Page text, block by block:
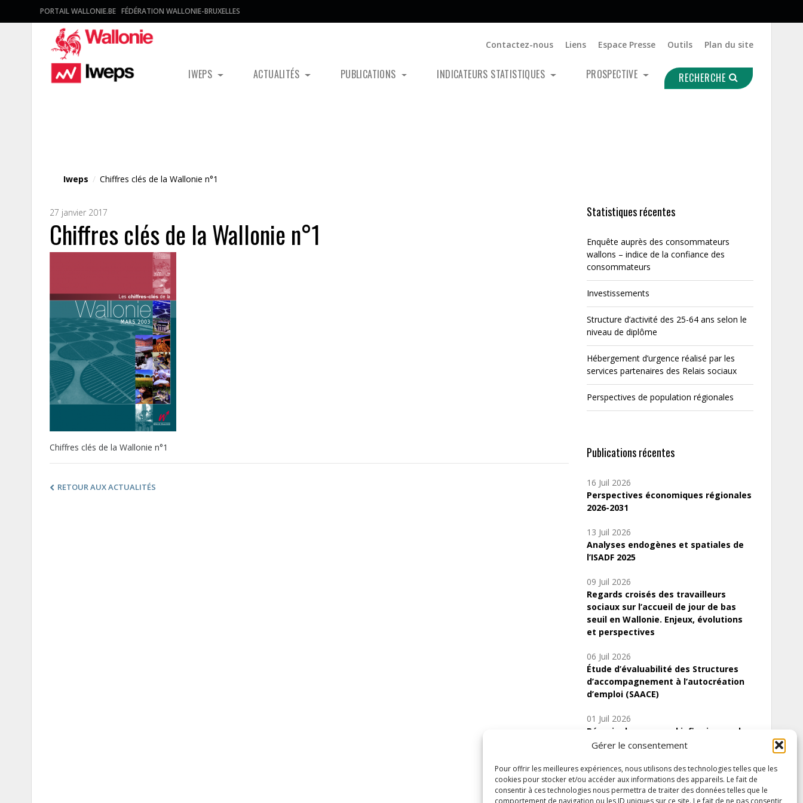
Gérer le consentement
Pour offrir les meilleures expériences, nous utilisons des technologies telles que les
cookies pour stocker et/ou accéder aux informations des appareils. Le fait de
consentir à ces technologies nous permettra de traiter des données telles que le
comportement de navigation ou les ID uniques sur ce site. Le fait de ne pas consentir
PORTAIL WALLONIE.BE FÉDÉRATION WALLONIE-BRUXELLES
Contactez-nous Liens Espace Presse Outils Plan du site
IWEPS ACTUALITÉS PUBLICATIONS INDICATEURS STATISTIQUES PROSPECTIVE RECHERCHE
Iweps / Chiffres clés de la Wallonie n°1
27 janvier 2017
Chiffres clés de la Wallonie n°1
Chiffres clés de la Wallonie n°1
RETOUR AUX ACTUALITÉS
Statistiques récentes
Enquête auprès des consommateurs
wallons – indice de la confiance des
consommateurs
Investissements
Structure d’activité des 25-64 ans selon le
niveau de diplôme
Hébergement d’urgence réalisé par les
services partenaires des Relais sociaux
Perspectives de population régionales
Publications récentes
16 Juil 2026
Perspectives économiques régionales
2026-2031
13 Juil 2026
Analyses endogènes et spatiales de
l’ISADF 2025
09 Juil 2026
Regards croisés des travailleurs
sociaux sur l’accueil de jour de bas
seuil en Wallonie. Enjeux, évolutions
et perspectives
06 Juil 2026
Étude d’évaluabilité des Structures
d’accompagnement à l’autocréation
d’emploi (SAACE)
01 Juil 2026
Pénurie du personnel infirmier :quels
indicateurs d’offre de soins pour